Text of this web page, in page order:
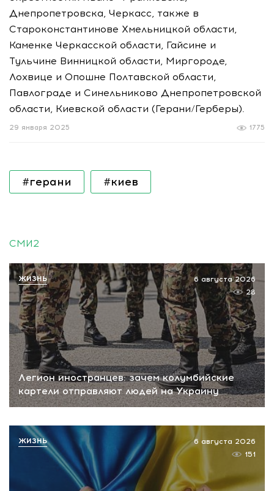
Днепропетровска, Черкасс, также в
Староконстантинове Хмельницкой области,
Каменке Черкасской области, Гайсине и
Тульчине Винницкой области, Миргороде,
Лохвице и Опошне Полтавской области,
Павлограде и Синельниково Днепропетровской
области, Киевской области (Герани/Герберы).
1775
29 января 2025
#герани #киев
СМИ2
Легион иностранцев: зачем колумбийские
картели отправляют людей на Украину
6 августа 2026
28
ЖИЗНЬ
6 августа 2026
151
ЖИЗНЬ